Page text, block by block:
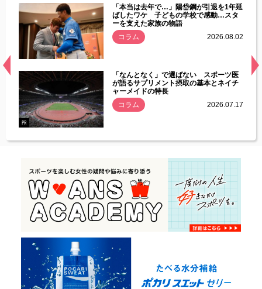
常
「本当は去年で…」陽岱鋼が引退を1年延
ばしたワケ 子どもの学校で感動…スタ
ーを支えた家族の物語
コラム
2026.08.02
PR
「なんとなく」で選ばない スポーツ医
が語るサプリメント摂取の基本とネイチ
ャーメイドの特長
コラム
2026.07.17